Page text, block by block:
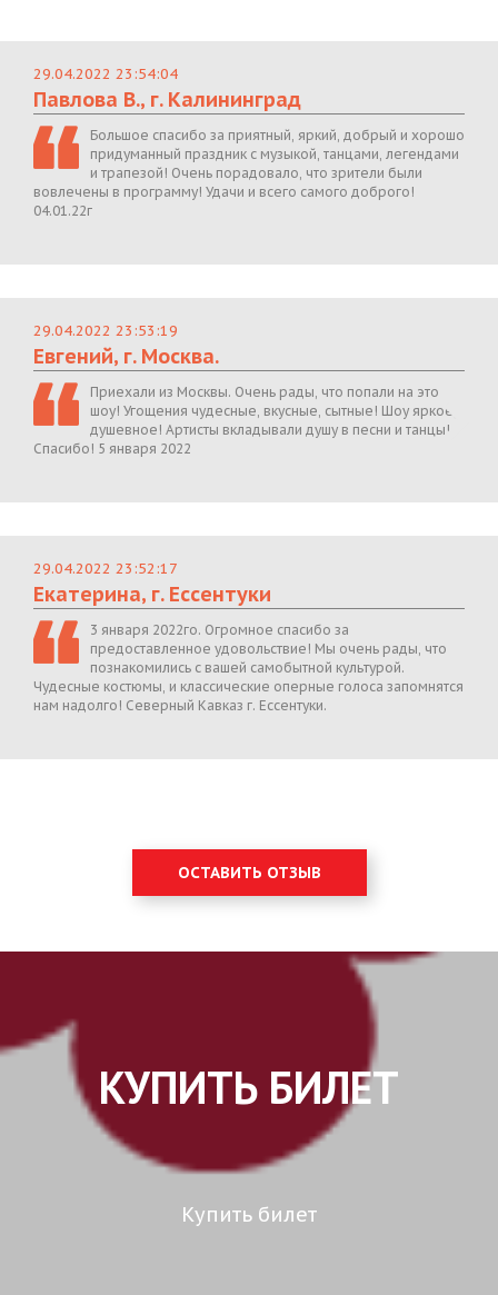
29.04.2022 23:54:04
Павлова В., г. Калининград
Большое спасибо за приятный, яркий, добрый и хорошо
придуманный праздник с музыкой, танцами, легендами
и трапезой! Очень порадовало, что зрители были
вовлечены в программу! Удачи и всего самого доброго!
04.01.22г
29.04.2022 23:53:19
Евгений, г. Москва.
Приехали из Москвы. Очень рады, что попали на это
шоу! Угощения чудесные, вкусные, сытные! Шоу яркое,
душевное! Артисты вкладывали душу в песни и танцы!
Спасибо! 5 января 2022
29.04.2022 23:52:17
Екатерина, г. Ессентуки
3 января 2022го. Огромное спасибо за
предоставленное удовольствие! Мы очень рады, что
познакомились с вашей самобытной культурой.
Чудесные костюмы, и классические оперные голоса запомнятся
нам надолго! Северный Кавказ г. Ессентуки.
ОСТАВИТЬ ОТЗЫВ
КУПИТЬ БИЛЕТ
Купить билет